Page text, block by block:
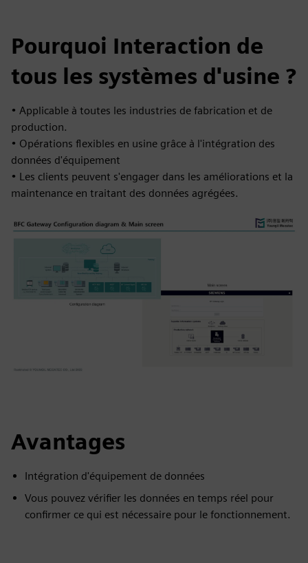
Pourquoi Interaction de
tous les systèmes d'usine ?
• Applicable à toutes les industries de fabrication et de
production.
• Opérations flexibles en usine grâce à l'intégration des
données d'équipement
• Les clients peuvent s'engager dans les améliorations et la
maintenance en traitant des données agrégées.
Avantages
Intégration d'équipement de données
Vous pouvez vérifier les données en temps réel pour
confirmer ce qui est nécessaire pour le fonctionnement.